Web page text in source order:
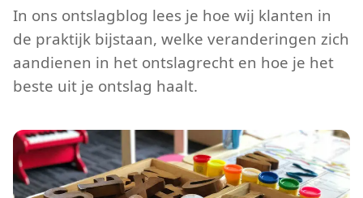
In ons ontslagblog lees je hoe wij klanten in
de praktijk bijstaan, welke veranderingen zich
aandienen in het ontslagrecht en hoe je het
beste uit je ontslag haalt.